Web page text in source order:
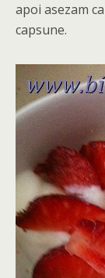
apoi asezam
capsune.